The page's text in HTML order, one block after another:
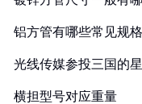
铝方管有哪些常见规格
光线传媒参投三国的
横担型号对应重量